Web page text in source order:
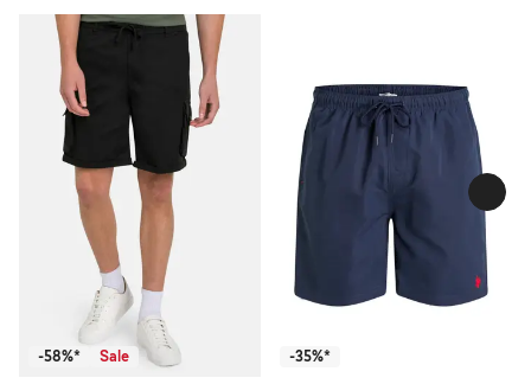
-58%* Sale -35%*